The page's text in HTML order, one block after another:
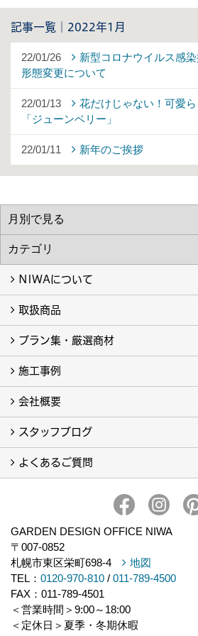
記事一覧｜2022年1月
22/01/26
新型コロナウイルス感
形態変更について
22/01/13
花だけじゃない！可愛
「ジューンベリー」
22/01/11 新年のご挨拶
NIWAについて
NIWAについて
取扱商品
取扱商品-すべて-
カーポート (5)
プラン集・厳選商材
厳選商材-すべて- (4)
施工事例
フォトギャラリー
完工事例
会社概要
会社概要・アクセス
イベント一覧
スタッフブログ
スタッフブログ
スタッフ一覧
よくあるご質問
GARDEN DESIGN OFFICE NIWA
〒007-0852
札幌市東区栄町698-4
地図
TEL： 0120-970-810 / 011-789-4500
FAX：011-789-4501
＜営業時間＞9:00～18:00
＜定休日＞夏季・冬期休暇